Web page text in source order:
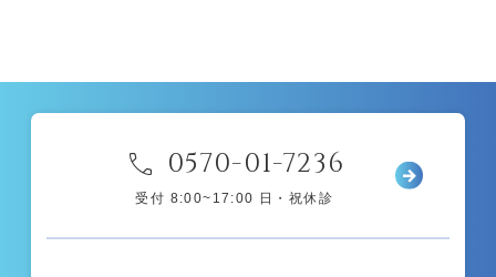
call 0570-01-7236
受付 8:00~17:00 日・祝休診